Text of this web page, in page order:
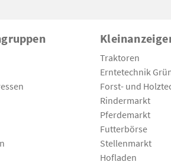
Traktoren
Erntetechnik
Forst- und
Rindermarkt
Pferdemarkt
Futterbörse
Stellenmarkt
Hofladen